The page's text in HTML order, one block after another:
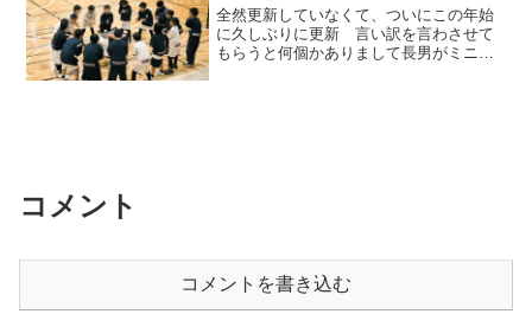
全然更新していなくて、ついにこの年始
に久しぶりに更新 言い訳を言わさせて
もらうと何個かありまして長男がミニバ
コメント
コメントを書き込む